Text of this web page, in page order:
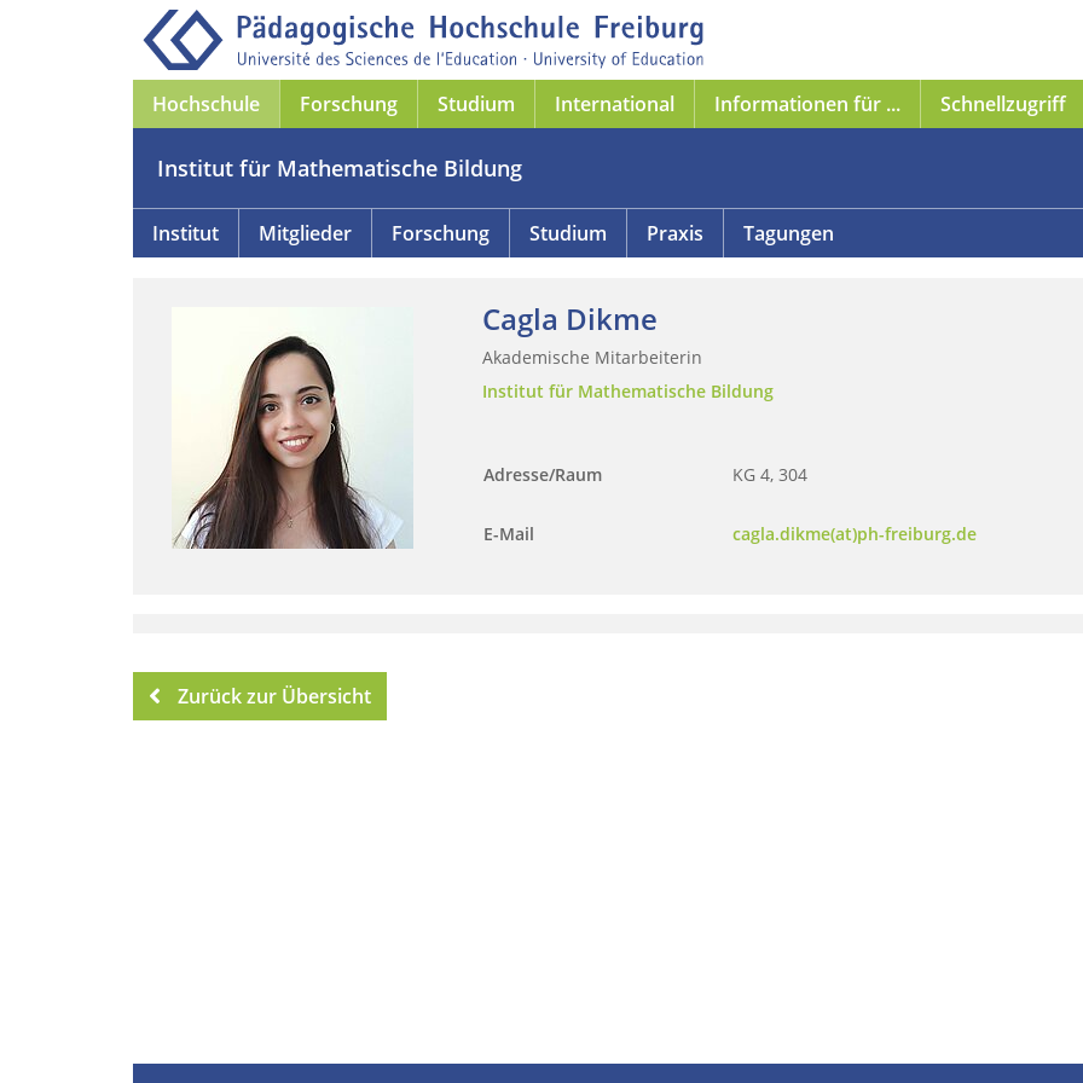
Hochschule Forschung Studium International Informationen für ... Schnellzugriff
Institut für Mathematische Bildung
Institut Mitglieder Forschung Studium Praxis Tagungen
Cagla Dikme
Akademische Mitarbeiterin
Institut für Mathematische Bildung
Adresse/Raum KG 4, 304
E-Mail cagla.dikme(at)ph-freiburg.de
Zurück zur Übersicht